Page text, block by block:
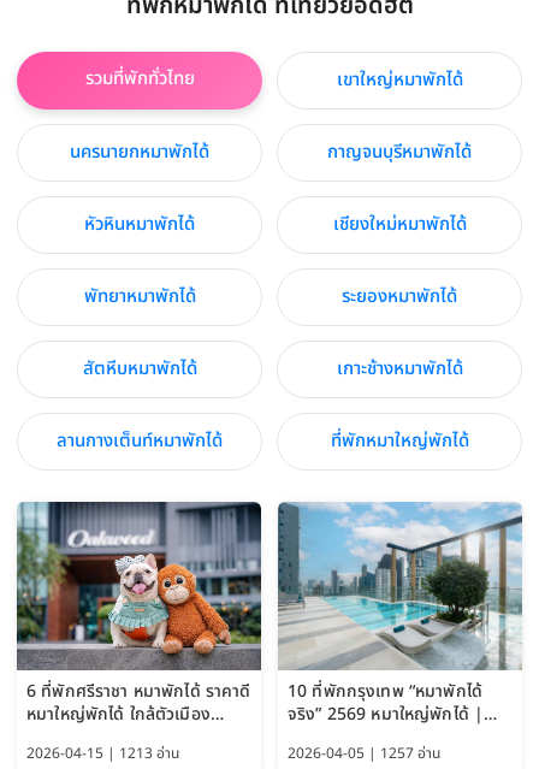
รวมที่พักทั่วไทย เขาใหญ่หมาพักได้
นครนายกหมาพักได้ กาญจนบุรีหมาพักได้
หัวหินหมาพักได้ เชียงใหม่หมาพักได้
พัทยาหมาพักได้ ระยองหมาพักได้
สัตหีบหมาพักได้ เกาะช้างหมาพักได้
ลานกางเต็นท์หมาพักได้ ที่พักหมาใหญ่พักได้
6 ที่พักศรีราชา หมาพักได้ ราคาดี
หมาใหญ่พักได้ ใกล้ตัวเมือง
2026-04-15 | 1213 อ่าน
10 ที่พักกรุงเทพ “หมาพักได้
จริง” 2569 หมาใหญ่พักได้ |
Bangkok อัปเดตล่าสุด
2026-04-05 | 1257 อ่าน